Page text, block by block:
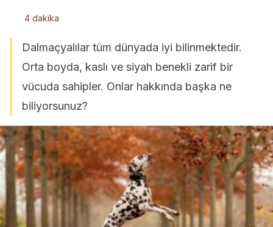
4 dakika
Dalmaçyalılar tüm dünyada iyi bilinmektedir.
Orta boyda, kaslı ve siyah benekli zarif bir
vücuda sahipler. Onlar hakkında başka ne
biliyorsunuz?